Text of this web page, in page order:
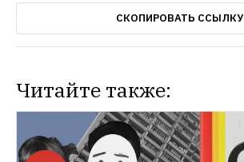
СКОПИРОВАТЬ ССЫЛКУ
Читайте также: